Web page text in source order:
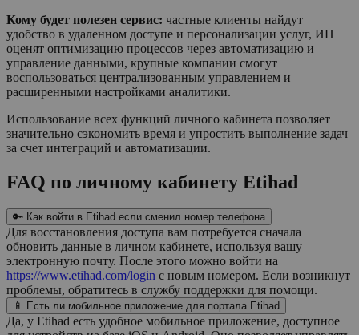
Кому будет полезен сервис: частные клиенты найдут
удобство в удаленном доступе и персонализации услуг, ИП
оценят оптимизацию процессов через автоматизацию и
управление данными, крупные компании смогут
воспользоваться централизованным управлением и
расширенными настройками аналитики.
Использование всех функций личного кабинета позволяет
значительно сэкономить время и упростить выполнение задач
за счет интеграций и автоматизации.
FAQ по личному кабинету Etihad
🔑 Как войти в Etihad если сменил номер телефона
Для восстановления доступа вам потребуется сначала
обновить данные в личном кабинете, используя вашу
электронную почту. После этого можно войти на
https://www.etihad.com/login с новым номером. Если возникнут
проблемы, обратитесь в службу поддержки для помощи.
📱 Есть ли мобильное приложение для портала Etihad
Да, у Etihad есть удобное мобильное приложение, доступное